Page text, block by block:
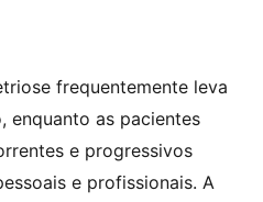
frequentemente leva
enquanto as pacientes
e progressivos
e profissionais. A